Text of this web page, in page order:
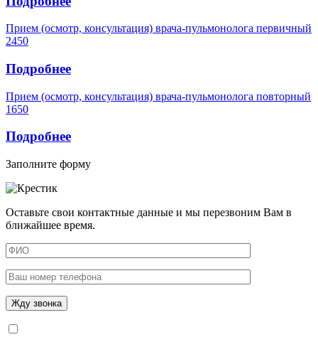
Прием (осмотр, консультация) врача-пульмонолога первичный
2450
Подробнее
Прием (осмотр, консультация) врача-пульмонолога повторный
1650
Подробнее
Заполните форму
Оставьте свои контактные данные и мы перезвоним Вам в
ближайшее время.